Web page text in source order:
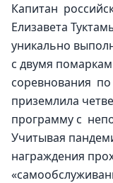
Капитан
Елизавета
уникально
с двумя
соревнования
приземлила
программу с
Учитывая
награждения